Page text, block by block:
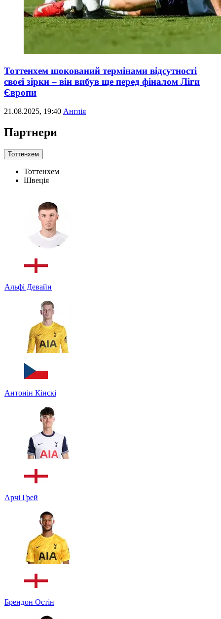
Тоттенхем шокований термінами відсутності
своєї зірки – він вибув ще перед фіналом Ліги
Європи
21.08.2025, 19:40 Англія
Партнери
Тоттенхем
Тоттенхем
Швеція
Альфі Девайн
Антонін Кінскі
Арчі Грей
Брендон Остін